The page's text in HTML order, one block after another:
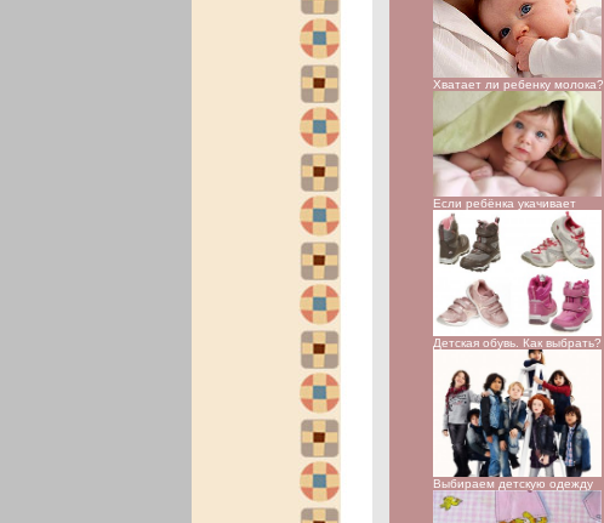
Хватает ли ребенку молока?
Если ребёнка укачивает
Детская обувь. Как выбрать?
Выбираем детскую одежду